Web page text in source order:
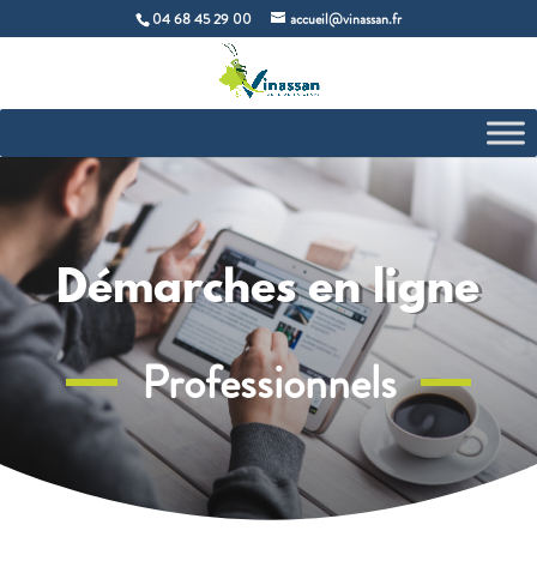
04 68 45 29 00 accueil@vinassan.fr
Démarches en ligne
Professionnels